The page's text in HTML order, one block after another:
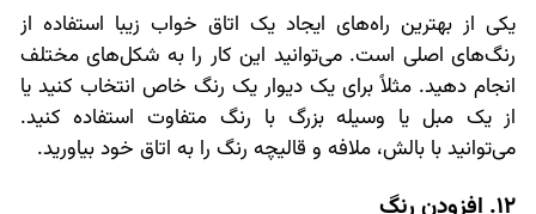
یکی از بهترین راه‌های ایجاد یک اتاق خواب زیبا استفاده از
رنگ‌های اصلی است. می‌توانید این کار را به شکل‌های مختلف
انجام دهید. مثلاً برای یک دیوار یک رنگ خاص انتخاب کنید یا
از یک مبل یا وسیله بزرگ با رنگ متفاوت استفاده کنید.
می‌توانید با بالش، ملافه و قالیچه رنگ را به اتاق خود بیاورید.
12. افزودن رنگ